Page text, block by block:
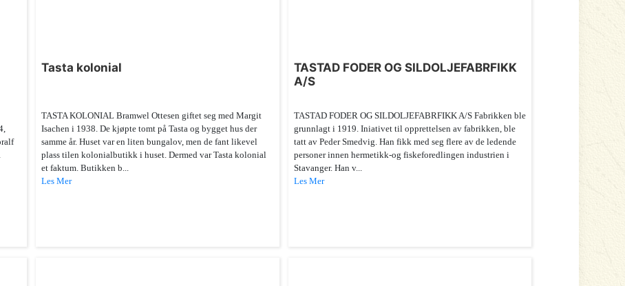
Tasta kolonial
TASTA KOLONIAL Bramwel Ottesen giftet seg med Margit
Isachen i 1938. De kjøpte tomt på Tasta og bygget hus der
samme år. Huset var en liten bungalov, men de fant likevel
plass tilen kolonialbutikk i huset. Dermed var Tasta kolonial
et faktum. Butikken b...
Les Mer
TASTAD FODER OG SILDOLJEFABRFIKK
A/S
TASTAD FODER OG SILDOLJEFABRFIKK A/S Fabrikken ble
grunnlagt i 1919. Iniativet til opprettelsen av fabrikken, ble
tatt av Peder Smedvig. Han fikk med seg flere av de ledende
personer innen hermetikk-og fiskeforedlingen industrien i
Stavanger. Han v...
Les Mer